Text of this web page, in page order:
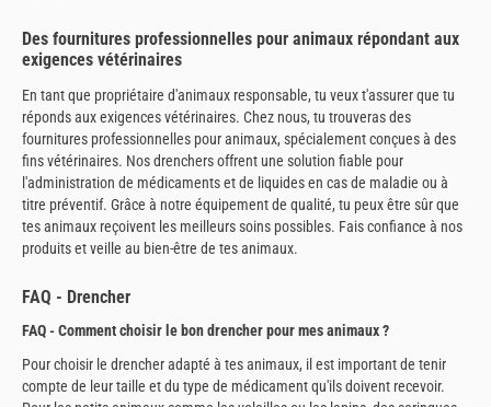
Des fournitures professionnelles pour animaux répondant aux
exigences vétérinaires
En tant que propriétaire d'animaux responsable, tu veux t'assurer que tu
réponds aux exigences vétérinaires. Chez nous, tu trouveras des
fournitures professionnelles pour animaux, spécialement conçues à des
fins vétérinaires. Nos drenchers offrent une solution fiable pour
l'administration de médicaments et de liquides en cas de maladie ou à
titre préventif. Grâce à notre équipement de qualité, tu peux être sûr que
tes animaux reçoivent les meilleurs soins possibles. Fais confiance à nos
produits et veille au bien-être de tes animaux.
FAQ - Drencher
FAQ - Comment choisir le bon drencher pour mes animaux ?
Pour choisir le drencher adapté à tes animaux, il est important de tenir
compte de leur taille et du type de médicament qu'ils doivent recevoir.